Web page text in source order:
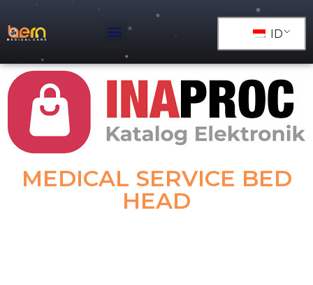
ID
MEDICAL SERVICE BED
HEAD